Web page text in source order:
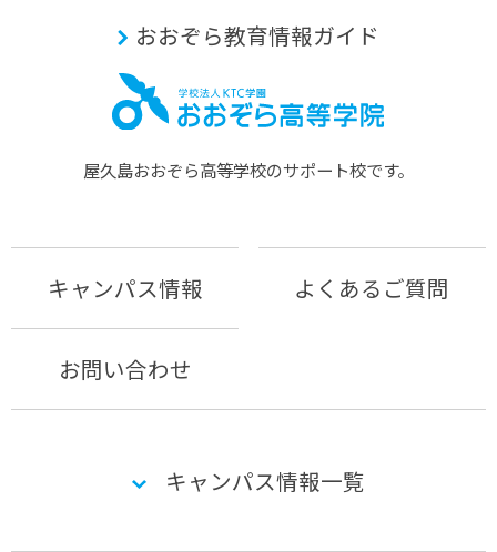
おおぞら教育情報ガイド
屋久島おおぞら⾼等学校のサポート校です。
キャンパス情報 よくあるご質問
お問い合わせ
キャンパス情報一覧